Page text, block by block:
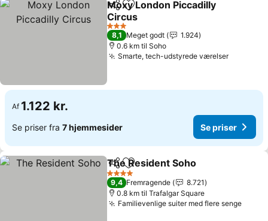
Del Føj til favoritter
Moxy London Piccadilly
Circus
3 Stjerner
8,1 Meget godt
1.924
0.6 km til Soho
Smarte, tech-udstyrede værelser
Af 1.122 kr.
Se priser fra 7 hjemmesider Se priser
Del Føj til favoritter
The Resident Soho
4 Stjerner
9,4 Fremragende
8.721
0.8 km til Trafalgar Square
Familievenlige suiter med flere senge